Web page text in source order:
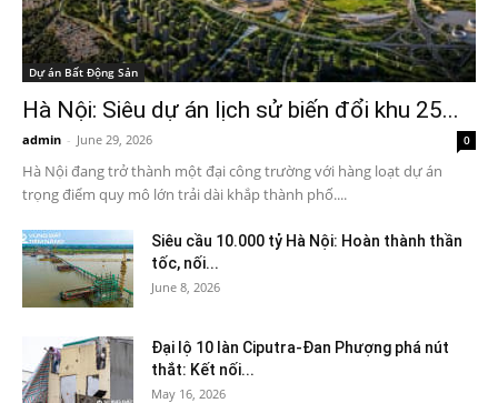
Dự án Bất Động Sản
Hà Nội: Siêu dự án lịch sử biến đổi khu 25...
admin - June 29, 2026 0
Hà Nội đang trở thành một đại công trường với hàng loạt dự án
trọng điểm quy mô lớn trải dài khắp thành phố....
Siêu cầu 10.000 tỷ Hà Nội: Hoàn thành thần
tốc, nối...
June 8, 2026
Đại lộ 10 làn Ciputra-Đan Phượng phá nút
thắt: Kết nối...
May 16, 2026